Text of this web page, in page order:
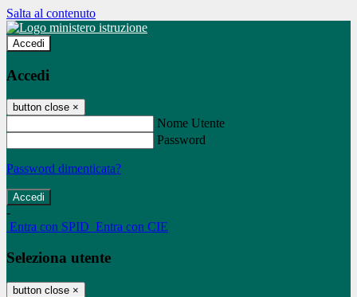
Salta al contenuto
Accedi
Accedi
button close ×
Nome Utente
Password
Password dimenticata?
-
Entra con SPID Entra con CIE
Seleziona utente
button close ×